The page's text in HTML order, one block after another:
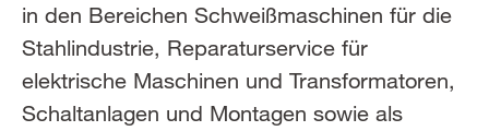
in den Bereichen Schweißmaschinen für die
Stahlindustrie, Reparaturservice für
elektrische Maschinen und Transformatoren,
Schaltanlagen und Montagen sowie als